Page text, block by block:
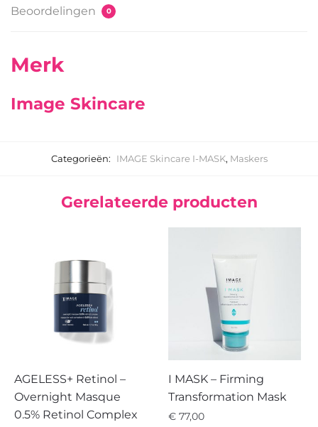
Beoordelingen 0
Merk
Image Skincare
Categorieën: IMAGE Skincare I-MASK, Maskers
Gerelateerde producten
AGELESS+ Retinol –
Overnight Masque
0.5% Retinol Complex
I MASK – Firming
Transformation Mask
€ 77,00